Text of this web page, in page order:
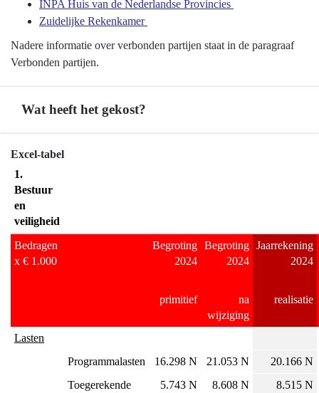
Bestuur
veiligheid
verbonden
INPA Huis van de Nederlandse Provincies
Zuidelijke Rekenkamer
Nadere informatie over verbonden partijen staat in de paragraaf
Verbonden partijen.
Wat heeft het gekost?
Terug
naar
navigatie
Programma
Bestuur
Wat
heeft
Excel-tabel
1.
Bestuur
en
veiligheid
Bedragen
x € 1.000
Begroting
2024
Begroting
2024
Jaarrekening
2024
primitief
na
wijziging
realisatie
Lasten
Programmalasten
16.298 N 21.053 N
20.166 N
Toegerekende
5.743 N 8.608 N 8.515 N